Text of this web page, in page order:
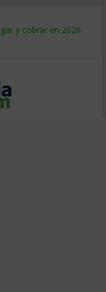
y cobrar en 2026
tan caro
a tiempo
qué hacer
y venderle